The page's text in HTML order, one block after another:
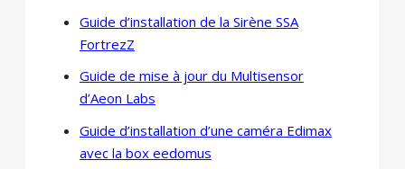
Guide d’installation de la Sirène SSA
FortrezZ
Guide de mise à jour du Multisensor
d’Aeon Labs
Guide d’installation d’une caméra Edimax
avec la box eedomus